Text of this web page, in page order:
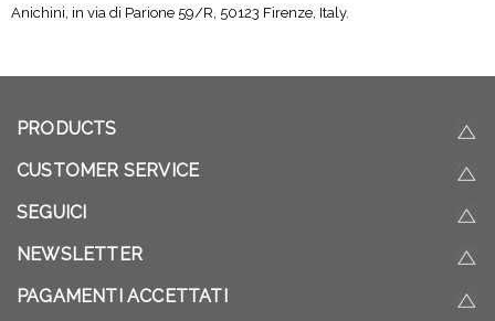
Anichini, in via di Parione 59/R, 50123 Firenze, Italy.
PRODUCTS
CUSTOMER SERVICE
SEGUICI
NEWSLETTER
PAGAMENTI ACCETTATI